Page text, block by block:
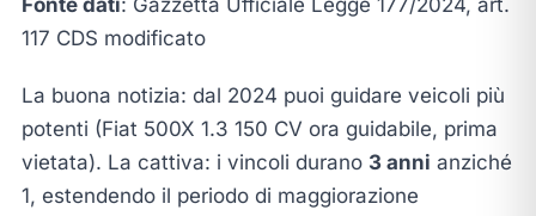
Fonte dati: Gazzetta Ufficiale Legge 177/2024, art.
117 CDS modificato
La buona notizia: dal 2024 puoi guidare veicoli più
potenti (Fiat 500X 1.3 150 CV ora guidabile, prima
vietata). La cattiva: i vincoli durano 3 anni anziché
1, estendendo il periodo di maggiorazione